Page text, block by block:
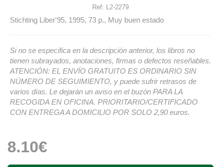
Ref: L2-2279
Stichting Liber'95, 1995, 73 p., Muy buen estado
Si no se especifica en la descripción anterior, los libros no
tienen subrayados, anotaciones, firmas o defectos reseñables.
ATENCIÓN: EL ENVÍO GRATUITO ES ORDINARIO SIN
NÚMERO DE SEGUIMIENTO, y puede sufrir retrasos de
varios días. Le dejarán un aviso en el buzón PARA LA
RECOGIDA EN OFICINA. PRIORITARIO/CERTIFICADO
CON ENTREGA A DOMICILIO POR SOLO 2,90 euros.
8.10€